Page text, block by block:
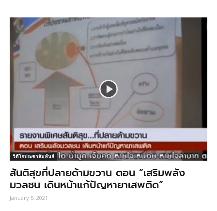
วิดีโอประชาสัมพันธ์
สันติสุขที่ปลายด้ามขวาน ตอน “เสริมพลัง
มวลชน เดินหน้าแก้ปัญหายาเสพติด”
January 5, 2021